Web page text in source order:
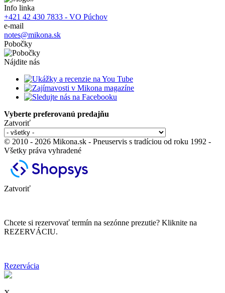
Info linka
+421 42 430 7833 - VO Púchov
e-mail
notes@mikona.sk
Pobočky
Nájdite nás
Vyberte preferovanú predajňu
Zatvoriť
© 2010 - 2026 Mikona.sk - Pneuservis s tradíciou od roku 1992 -
Všetky práva vyhradené
Zatvoriť
Chcete si rezervovať termín na sezónne prezutie? Kliknite na
REZERVÁCIU.
Rezervácia